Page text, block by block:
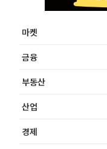
마켓
금융
부동산
산업
경제